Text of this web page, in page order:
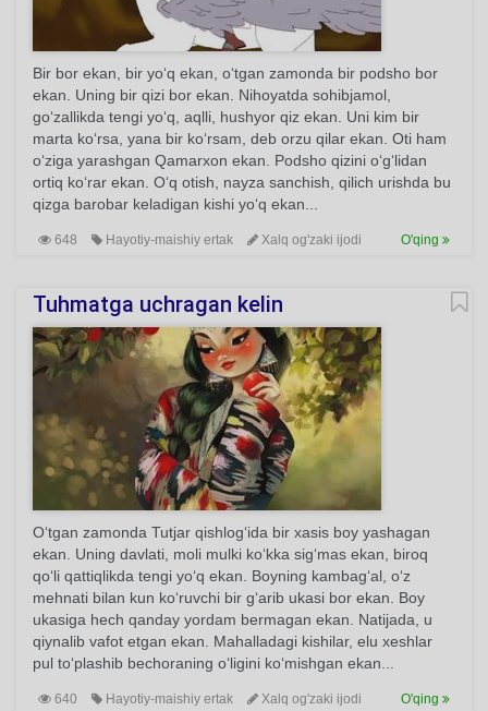
Bir bor ekan, bir yo‘q ekan, o‘tgan zamonda bir podsho bor
ekan. Uning bir qizi bor ekan. Nihoyatda sohibjamol,
go‘zallikda tengi yo‘q, aqlli, hushyor qiz ekan. Uni kim bir
marta ko‘rsa, yana bir ko‘rsam, deb orzu qilar ekan. Oti ham
o‘ziga yarashgan Qamarxon ekan. Podsho qizini o‘g‘lidan
ortiq ko‘rar ekan. O‘q otish, nayza sanchish, qilich urishda bu
qizga barobar keladigan kishi yo‘q ekan...
648 Hayotiy-maishiy ertak Xalq og'zaki ijodi O'qing
Tuhmatga uchragan kelin
O‘tgan zamonda Tutjar qishlog‘ida bir xasis boy yashagan
ekan. Uning davlati, moli mulki ko‘kka sig‘mas ekan, biroq
qo‘li qattiqlikda tengi yo‘q ekan. Boyning kambag‘al, o‘z
mehnati bilan kun ko‘ruvchi bir g‘arib ukasi bor ekan. Boy
ukasiga hech qanday yordam bermagan ekan. Natijada, u
qiynalib vafot etgan ekan. Mahalladagi kishilar, elu xeshlar
pul to‘plashib bechoraning o‘ligini ko‘mishgan ekan...
640 Hayotiy-maishiy ertak Xalq og'zaki ijodi O'qing